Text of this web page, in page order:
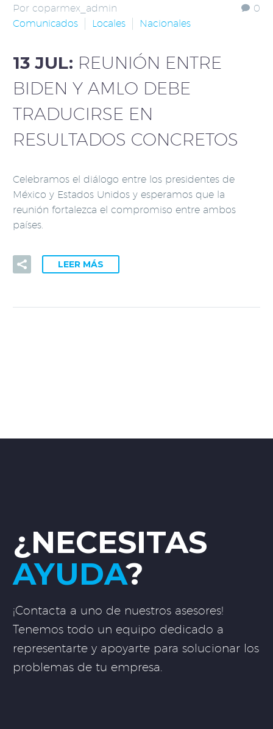
0
Por coparmex_admin
Comunicados
Locales Nacionales
13 JUL: REUNIÓN ENTRE
BIDEN Y AMLO DEBE
TRADUCIRSE EN
RESULTADOS CONCRETOS
Celebramos el diálogo entre los presidentes de
México y Estados Unidos y esperamos que la
reunión fortalezca el compromiso entre ambos
países.
LEER MÁS
¿NECESITAS
AYUDA?
¡Contacta a uno de nuestros asesores!
Tenemos todo un equipo dedicado a
representarte y apoyarte para solucionar los
problemas de tu empresa.